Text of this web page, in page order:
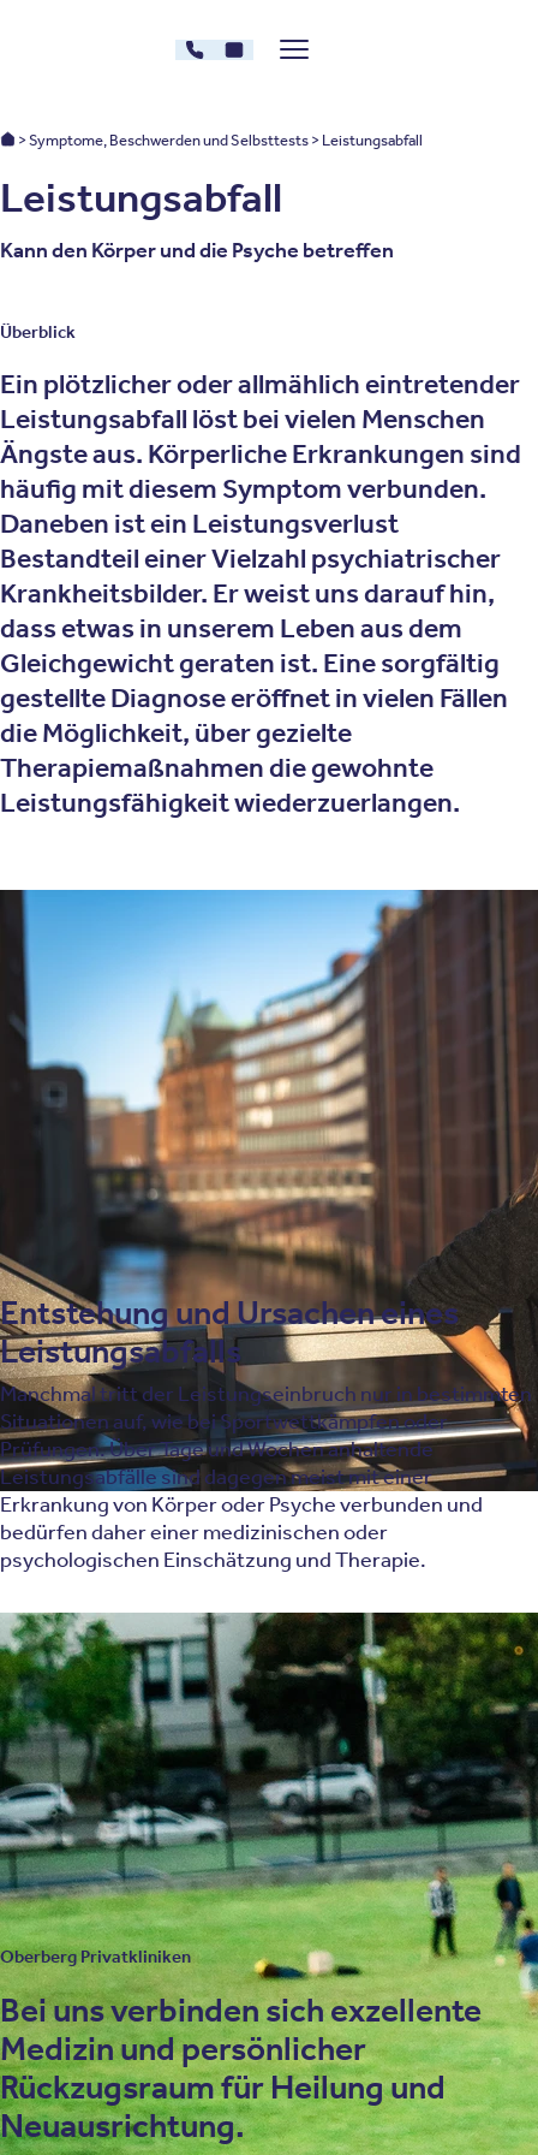
030 - 26478607
Kontakt
Menü zeigen/verstecken
Oberberg Kliniken: Startseite
Symptome, Beschwerden und Selbsttests Leistungsabfall
Leistungsabfall
Kann den Körper und die Psyche betreffen
Überblick
Ein plötzlicher oder allmählich eintretender
Leistungsabfall löst bei vielen Menschen
Ängste aus. Körperliche Erkrankungen sind
häufig mit diesem Symptom verbunden.
Daneben ist ein Leistungsverlust
Bestandteil einer Vielzahl psychiatrischer
Krankheitsbilder. Er weist uns darauf hin,
dass etwas in unserem Leben aus dem
Gleichgewicht geraten ist. Eine sorgfältig
gestellte Diagnose eröffnet in vielen Fällen
die Möglichkeit, über gezielte
Therapiemaßnahmen die gewohnte
Leistungsfähigkeit wiederzuerlangen.
Was bedeutet Leistungsabfall?
Als Leistungsabfall wird ein plötzliches oder allmähliches
Nachlassen der gewohnten Leistungsfähigkeit, oder
auch der Leistungsbereitschaft, bezeichnet. Er kann von
kurzfristiger Natur sein, etwa im Rahmen der üblichen
Tagesformschwankungen, die durch unseren
Biorhythmus vorgegeben sind. Oftmals ist er mit
Müdigkeitverbunden. Langanhaltende Leistungsabfälle
sind dagegen meist mit einer Erkrankung verbunden. Ein
allmählicher Leistungsverlust über die Lebensspanne
von Erwachsenen ist normal, insbesondere in der
zweiten Lebenshälfte.
Entstehung und Ursachen eines
Leistungsabfalls
Manchmal tritt der Leistungseinbruch nur in bestimmten
Situationen auf, wie bei Sportwettkämpfen oder
Prüfungen. Über Tage und Wochen anhaltende
Leistungsabfälle sind dagegen meist mit einer
Erkrankung von Körper oder Psyche verbunden und
bedürfen daher einer medizinischen oder
psychologischen Einschätzung und Therapie.
Körperliche Ursachen
Schlechte Schlafqualität
Psychische Belastungen
Psychische Erkrankungen
Bei Kindern und Jugendlichen
In Wettbewerbssituationen
Im Kontext des Biorhythmus
Oberberg Privatkliniken
Bei uns verbinden sich exzellente
Medizin und persönlicher
Rückzugsraum für Heilung und
Neuausrichtung.